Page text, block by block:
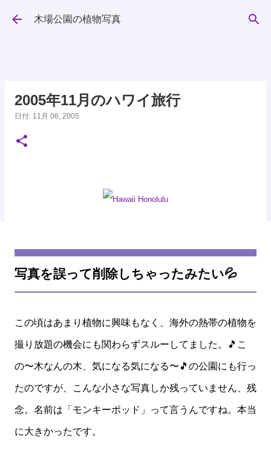
スキップしてメイン コンテンツに移動
木場公園の植物写真
2005年11月のハワイ旅行
日付: 11月 06, 2005
写真を誤って削除しちゃったみたい💦
この頃はあまり植物に興味もなく、海外の熱帯の植物を
撮り放題の機会にも関わらずスルーしてました。🎵こ
の〜木なんの木、気になる気になる〜🎵の公園にも行っ
たのですが、こんな小さな写真しか残っていません、残
念。名前は「モンキーポッド」って言うんですね。本当
に大きかったです。